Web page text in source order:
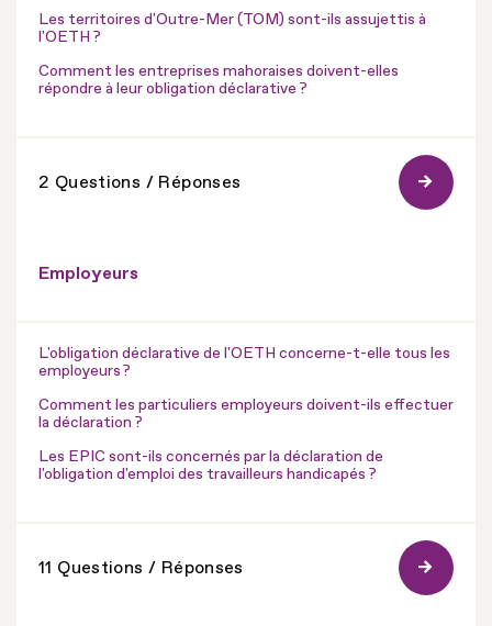
Les territoires d'Outre-Mer (TOM) sont-ils assujettis à
l'OETH ?
Comment les entreprises mahoraises doivent-elles
répondre à leur obligation déclarative ?
2 Questions / Réponses
Employeurs
L'obligation déclarative de l'OETH concerne-t-elle tous les
employeurs ?
Comment les particuliers employeurs doivent-ils effectuer
la déclaration ?
Les EPIC sont-ils concernés par la déclaration de
l'obligation d'emploi des travailleurs handicapés ?
11 Questions / Réponses